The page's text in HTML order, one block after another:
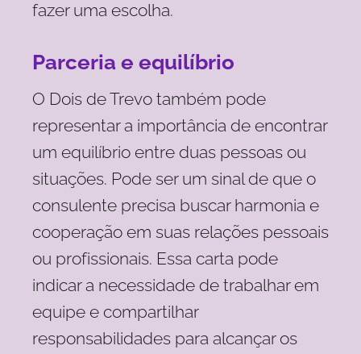
fazer uma escolha.
Parceria e equilíbrio
O Dois de Trevo também pode
representar a importância de encontrar
um equilíbrio entre duas pessoas ou
situações. Pode ser um sinal de que o
consulente precisa buscar harmonia e
cooperação em suas relações pessoais
ou profissionais. Essa carta pode
indicar a necessidade de trabalhar em
equipe e compartilhar
responsabilidades para alcançar os